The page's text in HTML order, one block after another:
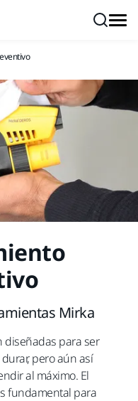
Mirka
diseñadas para ser
pero aún así
al máximo. El
fundamental para